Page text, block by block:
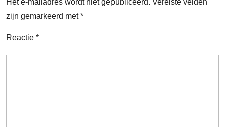
Het e-mailadres wordt niet gepubliceerd. Vereiste velden
zijn gemarkeerd met*
Reactie *